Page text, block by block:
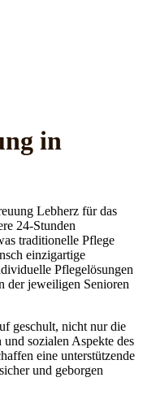
in
Lebherz für das
24-Stunden
traditionelle Pflege
einzigartige
Pflegelösungen
der jeweiligen Senioren
geschult, nicht nur die
sozialen Aspekte des
eine unterstützende
und geborgen